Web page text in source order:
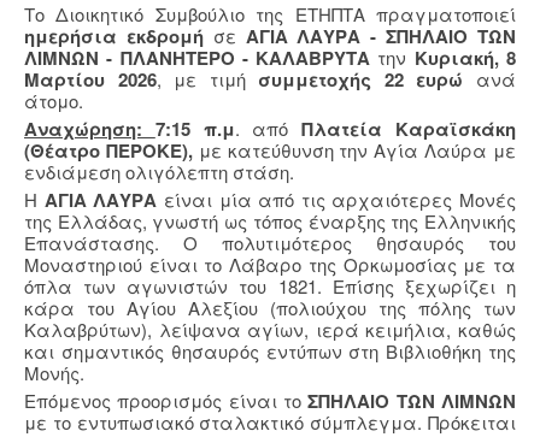
Το Διοικητικό Συμβούλιο της ΕΤΗΠΤΑ πραγματοποιεί
ημερήσια εκδρομήσε ΑΓΙΑ ΛΑΥΡΑ - ΣΠΗΛΑΙΟ ΤΩΝ
ΛΙΜΝΩΝ - ΠΛΑΝΗΤΕΡΟ - ΚΑΛΑΒΡΥΤΑ την Κυριακή, 8
Μαρτίου 2026, με τιμή συμμετοχής 22 ευρώ ανά
άτομο.
Αναχώρηση: 7:15 π.μ. απόΠλατεία Καραϊσκάκη
(Θέατρο ΠΕΡΟΚΕ),με κατεύθυνση την Αγία Λαύρα με
ενδιάμεση ολιγόλεπτη στάση.
Η ΑΓΙΑ ΛΑΥΡΑ είναι μία από τις αρχαιότερες Μονές
της Ελλάδας, γνωστή ως τόπος έναρξης της Ελληνικής
Επανάστασης. Ο πολυτιμότερος θησαυρός του
Μοναστηριού είναι το Λάβαρο της Ορκωμοσίας με τα
όπλα των αγωνιστών του 1821. Επίσης ξεχωρίζει η
κάρα του Αγίου Αλεξίου (πολιούχου της πόλης των
Καλαβρύτων), λείψανα αγίων, ιερά κειμήλια, καθώς
και σημαντικός θησαυρός εντύπων στη Βιβλιοθήκη της
Μονής.
Επόμενος προορισμός είναι τοΣΠΗΛΑΙΟ ΤΩΝ ΛΙΜΝΩΝ
με το εντυπωσιακό σταλακτικό σύμπλεγμα. Πρόκειται